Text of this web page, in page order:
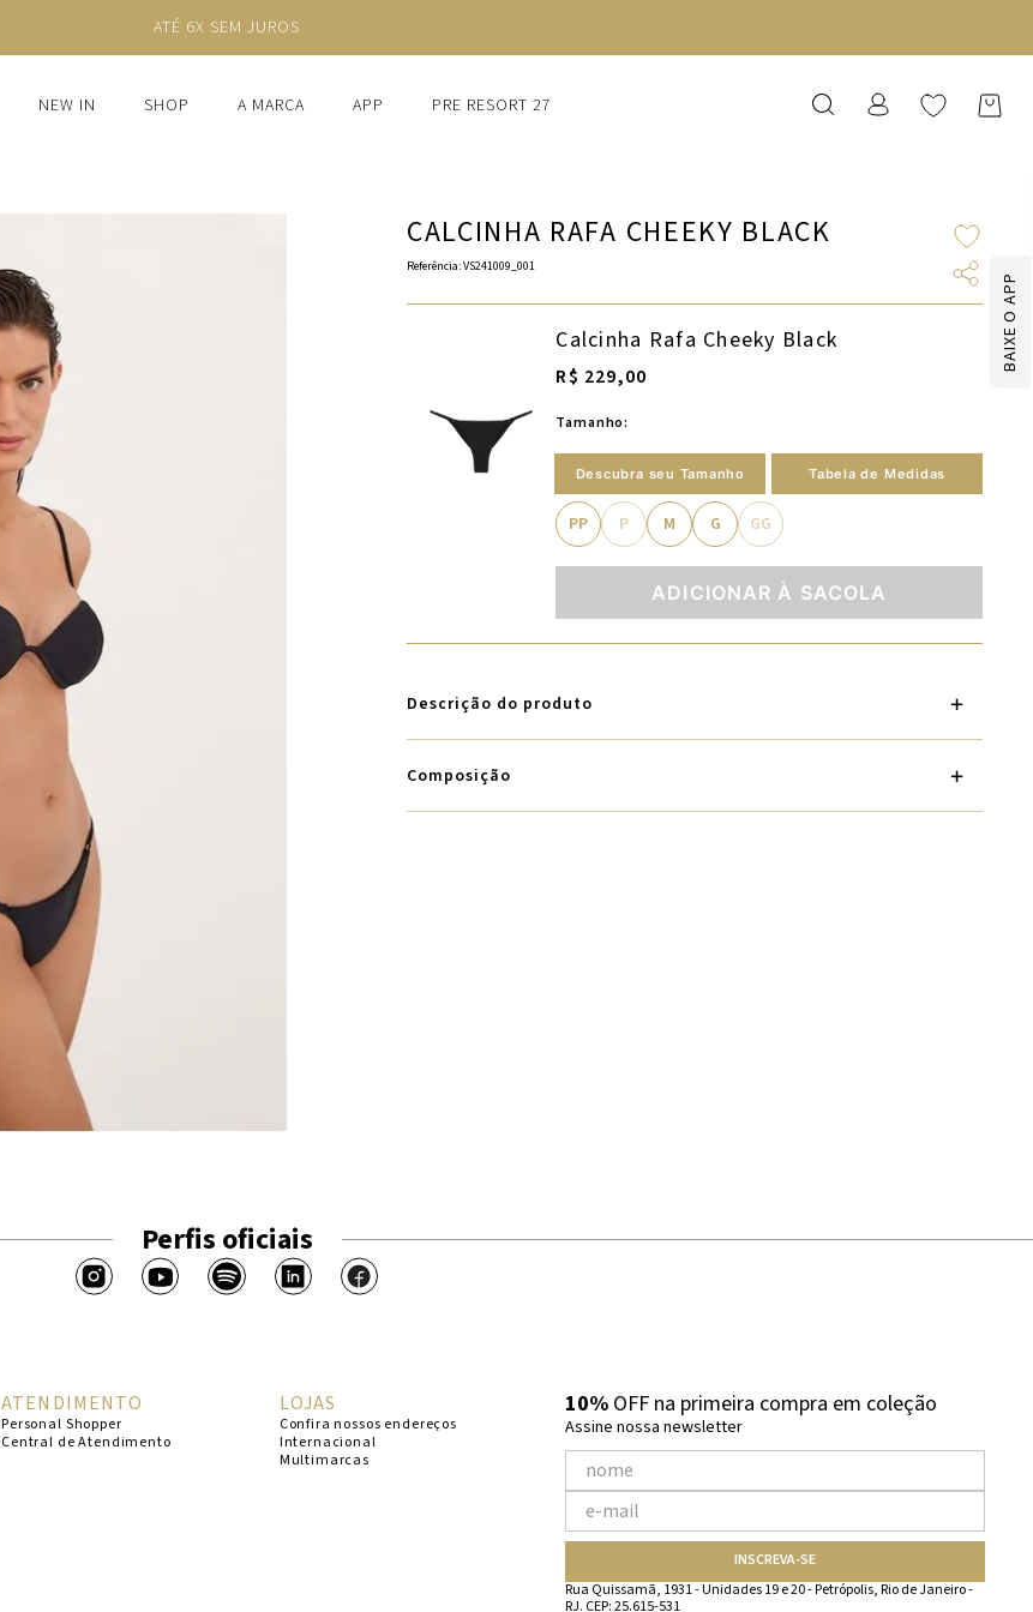
BAIXE O APP
ATÉ 6X SEM JUROS
NEW IN SHOP A MARCA APP PRE RESORT 27
CALCINHA RAFA CHEEKY BLACK
Referência:VS241009_001
Calcinha Rafa Cheeky Black
R$ 229,00
Tamanho:
Descubra seu Tamanho Tabela de Medidas
PP P M G GG
ADICIONAR À SACOLA
Descrição do produto
Composição
Perfis oficiais
ATENDIMENTO
Personal Shopper
Central de Atendimento
LOJAS
Confira nossos endereços
Internacional
Multimarcas
10%OFF na primeira compra em coleção
Assine nossa newsletter
INSCREVA-SE
Rua Quissamã, 1931 - Unidades 19 e 20 - Petrópolis, Rio de Janeiro -
RJ. CEP: 25.615-531